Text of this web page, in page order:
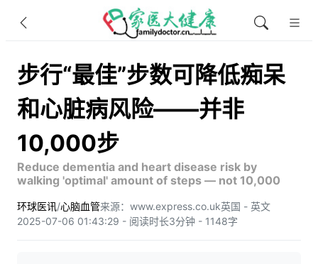
步行“最佳”步数可降低痴呆
和心脏病风险——并非
10,000步
Reduce dementia and heart disease risk by
walking 'optimal' amount of steps — not 10,000
环球医讯/心脑血管来源：www.express.co.uk英国 - 英文
2025-07-06 01:43:29 - 阅读时长3分钟 - 1148字